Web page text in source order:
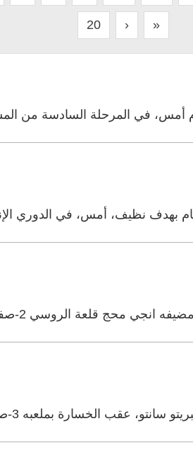
20 › »
بهدف نظيف، أمس، في الدوري
2-صفر الخميس، في الجولة الثانية من
بملعبه 3-صفر من مانشستر يونايتد يوم السبت